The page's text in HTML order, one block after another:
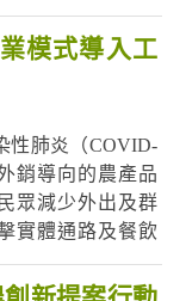
助新農民於投入
訓練，完成2階段
業追蹤評核與輔
第1階段培訓：以
模式導入工
肺炎（COVID-
銷導向的農產品
眾減少外出及群
實體通路及餐飲
政院農業委員會
試所)今年度委託